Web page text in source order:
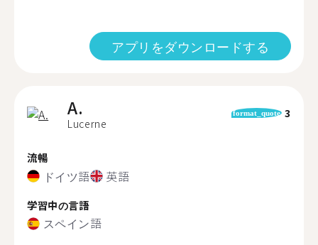
アプリをダウンロードする
A.
Lucerne
format_quote 3
流暢
ドイツ語 英語
学習中の言語
スペイン語